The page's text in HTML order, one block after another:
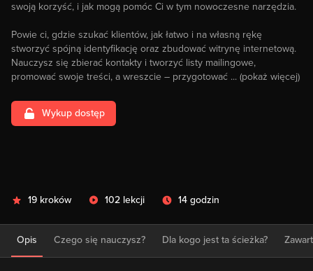
swoją korzyść, i jak mogą pomóc Ci w tym nowoczesne narzędzia.
Powie ci, gdzie szukać klientów, jak łatwo i na własną rękę
stworzyć spójną identyfikację oraz zbudować witrynę internetową.
Nauczysz się zbierać kontakty i tworzyć listy mailingowe,
promować swoje treści, a wreszcie – przygotować ... (pokaż więcej)
Wykup dostęp
19 kroków 102 lekcji 14 godzin
Opis Czego się nauczysz? Dla kogo jest ta ścieżka?